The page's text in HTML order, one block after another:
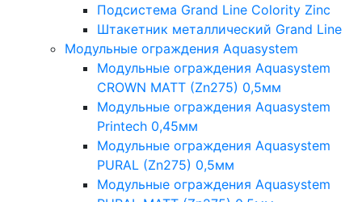
Подсистема Grand Line Colority Zinc
Штакетник металлический Grand Line
Модульные ограждения Aquasystem
Модульные ограждения Aquasystem
CROWN MATT (Zn275) 0,5мм
Модульные ограждения Aquasystem
Printech 0,45мм
Модульные ограждения Aquasystem
PURAL (Zn275) 0,5мм
Модульные ограждения Aquasystem